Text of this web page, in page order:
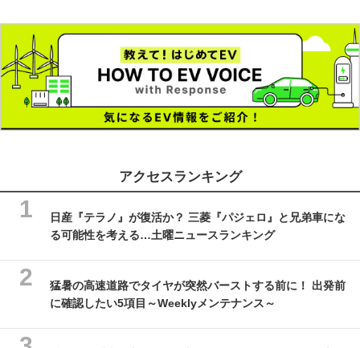
アクセスランキング
日産『テラノ』が復活か？ 三菱『パジェロ』と兄弟車にな
る可能性を考える…土曜ニュースランキング
猛暑の高速道路でタイヤが突然バーストする前に！ 出発前
に確認したい5項目～Weeklyメンテナンス～